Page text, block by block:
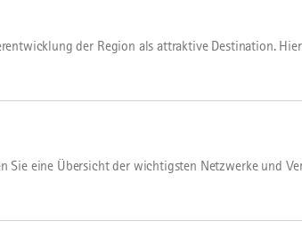
der Region als attraktive Destination.
eine Übersicht der wichtigsten Netzwerke und